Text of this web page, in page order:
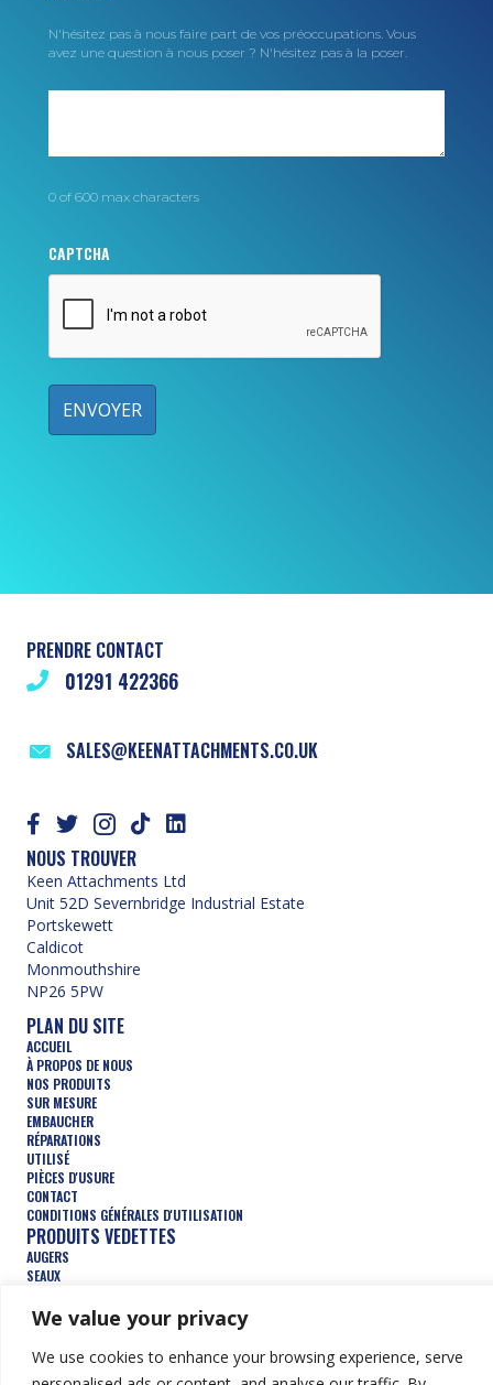
We value your privacy
We use cookies to enhance your browsing experience, serve
N'hésitez pas à nous faire part de vos préoccupations. Vous
avez une question à nous poser ? N'hésitez pas à la poser.
0 of 600 max characters
CAPTCHA
PRENDRE CONTACT
01291 422366
SALES@KEENATTACHMENTS.CO.UK
NOUS TROUVER
Keen Attachments Ltd
Unit 52D Severnbridge Industrial Estate
Portskewett
Caldicot
Monmouthshire
NP26 5PW
PLAN DU SITE
ACCUEIL
À PROPOS DE NOUS
NOS PRODUITS
SUR MESURE
EMBAUCHER
RÉPARATIONS
UTILISÉ
PIÈCES D'USURE
CONTACT
CONDITIONS GÉNÉRALES D'UTILISATION
PRODUITS VEDETTES
AUGERS
SEAUX
DÉMOLITION
SYLVICULTURE
TRENCHERS
ACCESSOIRES HYDRAULIQUES